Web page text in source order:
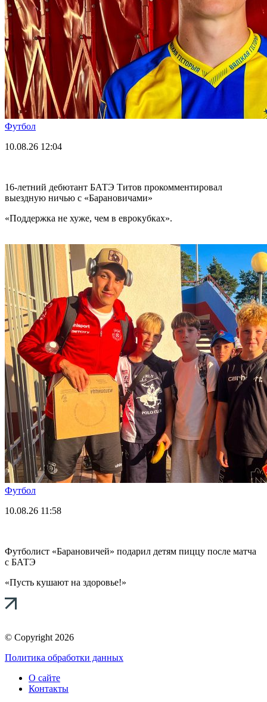
Футбол
10.08.26 12:04
16-летний дебютант БАТЭ Титов прокомментировал
выездную ничью с «Барановичами»
«Поддержка не хуже, чем в еврокубках».
Футбол
10.08.26 11:58
Футболист «Барановичей» подарил детям пиццу после матча
с БАТЭ
«Пусть кушают на здоровье!»
© Copyright 2026
Политика обработки данных
О сайте
Контакты